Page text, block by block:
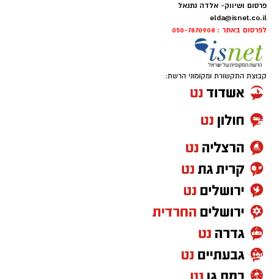
פרסום ושיווק- אלדה נתנאל
elda@isnet.co.il
לפרסום באתר : 050-7870908
קבוצת התקשורת ומקומוני הרשת: